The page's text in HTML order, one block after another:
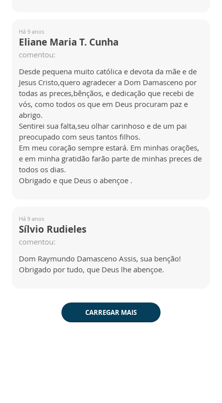
Há 9 anos
Eliane Maria T. Cunha
comentou:
Desde pequena muito católica e devota da mãe e de
Jesus Cristo,quero agradecer a Dom Damasceno por
todas as preces,bênçãos, e dedicação que recebi de
vós, como todos os que em Deus procuram paz e
abrigo.
Sentirei sua falta,seu olhar carinhoso e de um pai
preocupado com seus tantos filhos.
Em meu coração sempre estará. Em minhas orações,
e em minha gratidão farão parte de minhas preces de
todos os dias.
Obrigado e que Deus o abençoe .
Há 9 anos
Sílvio Rudieles
comentou:
Dom Raymundo Damasceno Assis, sua benção!
Obrigado por tudo, que Deus lhe abençoe.
CARREGAR MAIS